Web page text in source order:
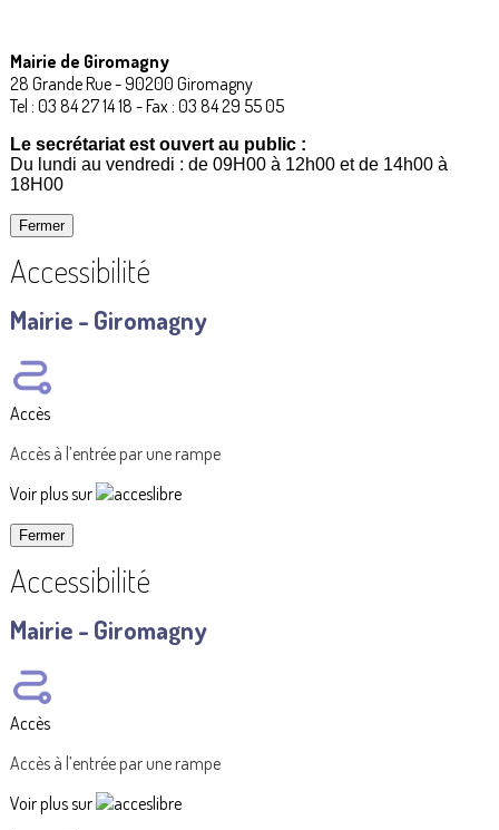
Mairie de Giromagny
28 Grande Rue - 90200 Giromagny
Tel : 03 84 27 14 18 - Fax : 03 84 29 55 05
Le secrétariat est ouvert au public :
Du lundi au vendredi : de 09H00 à 12h00 et de 14h00 à
18H00
Fermer
Accessibilité
Mairie - Giromagny
Accès
Accès à l’entrée par une rampe
Voir plus sur
Fermer
Accessibilité
Mairie - Giromagny
Accès
Accès à l’entrée par une rampe
Voir plus sur